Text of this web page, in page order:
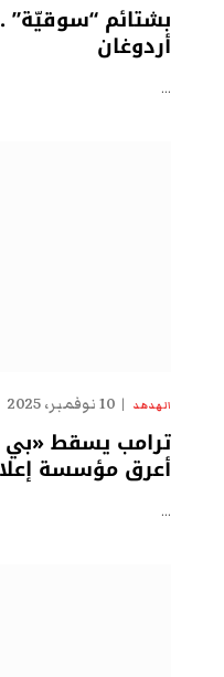
بشتائم
أردوغان
…
الهدهد 10 نوفمبر، 2025
ترامب يسقط
أعرق مؤسسة
…